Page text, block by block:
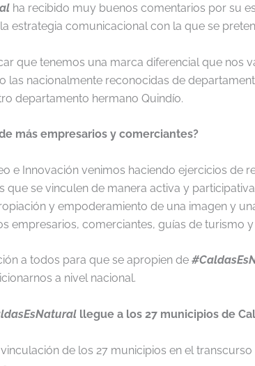
ha recibido muy buenos comentarios por su
estrategia comunicacional con la que se
que tenemos una marca diferencial que nos
nacionalmente reconocidas de
departamento hermano Quindío.
más empresarios y comerciantes?
e Innovación venimos haciendo ejercicios de
se vinculen de manera activa y
y empoderamiento de una imagen y
empresarios, comerciantes, guías de turismo
a todos para que se apropien de
a nivel nacional.
llegue a los 27 municipios de
de los 27 municipios en el